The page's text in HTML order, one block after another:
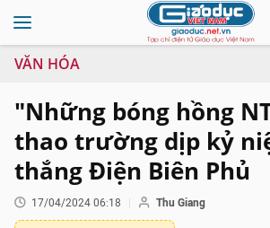
VĂN HÓA
"Những bóng hồng
thao trường dịp kỷ
thắng Điện Biên Phủ
17/04/2024 06:18 Thu Giang